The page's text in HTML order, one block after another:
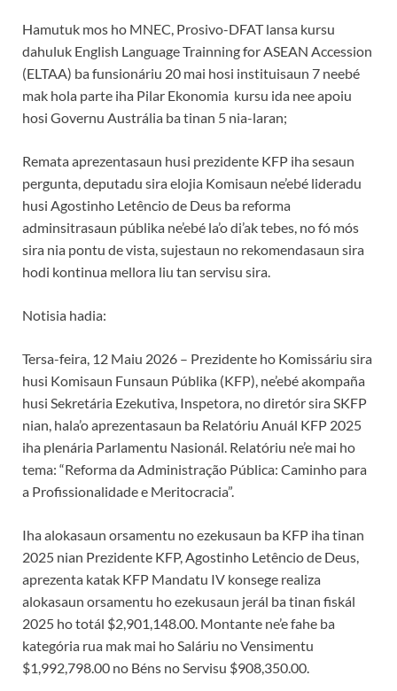
Hamutuk mos ho MNEC, Prosivo-DFAT lansa kursu
dahuluk English Language Trainning for ASEAN Accession
(ELTAA) ba funsionáriu 20 mai hosi instituisaun 7 neebé
mak hola parte iha Pilar Ekonomia kursu ida nee apoiu
hosi Governu Austrália ba tinan 5 nia-laran;
Remata aprezentasaun husi prezidente KFP iha sesaun
pergunta, deputadu sira elojia Komisaun ne’ebé lideradu
husi Agostinho Letêncio de Deus ba reforma
adminsitrasaun públika ne’ebé la’o di’ak tebes, no fó mós
sira nia pontu de vista, sujestaun no rekomendasaun sira
hodi kontinua mellora liu tan servisu sira.
Notisia hadia:
Tersa-feira, 12 Maiu 2026 – Prezidente ho Komissáriu sira
husi Komisaun Funsaun Públika (KFP), ne’ebé akompaña
husi Sekretária Ezekutiva, Inspetora, no diretór sira SKFP
nian, hala’o aprezentasaun ba Relatóriu Anuál KFP 2025
iha plenária Parlamentu Nasionál. Relatóriu ne’e mai ho
tema: “Reforma da Administração Pública: Caminho para
a Profissionalidade e Meritocracia”.
Iha alokasaun orsamentu no ezekusaun ba KFP iha tinan
2025 nian Prezidente KFP, Agostinho Letêncio de Deus,
aprezenta katak KFP Mandatu IV konsege realiza
alokasaun orsamentu ho ezekusaun jerál ba tinan fiskál
2025 ho totál $2,901,148.00. Montante ne’e fahe ba
kategória rua mak mai ho Saláriu no Vensimentu
$1,992,798.00 no Béns no Servisu $908,350.00.